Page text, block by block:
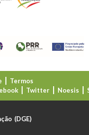
Termos
Twitter Noesis
(DGE)